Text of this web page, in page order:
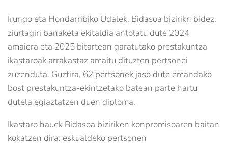
Irungo eta Hondarribiko Udalek, Bidasoa bizirikn bidez,
ziurtagiri banaketa ekitaldia antolatu dute 2024
amaiera eta 2025 bitartean garatutako prestakuntza
ikastaroak arrakastaz amaitu dituzten pertsonei
zuzenduta. Guztira, 62 pertsonek jaso dute emandako
bost prestakuntza-ekintzetako batean parte hartu
dutela egiaztatzen duen diploma.
Ikastaro hauek Bidasoa biziriken konpromisoaren baitan
kokatzen dira: eskualdeko pertsonen